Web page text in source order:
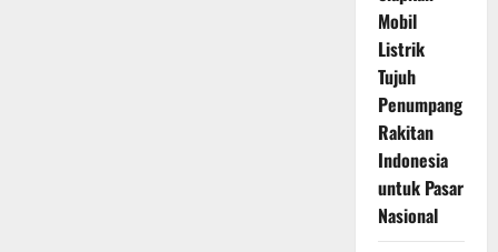
Mobil
Listrik
Tujuh
Penumpang
Rakitan
Indonesia
untuk Pasar
Nasional